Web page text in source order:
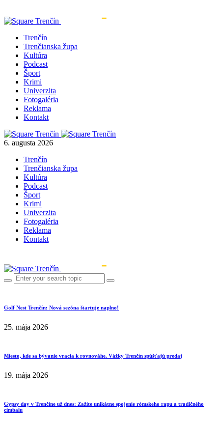
Trenčín
Trenčianska župa
Kultúra
Podcast
Šport
Krimi
Univerzita
Fotogaléria
Reklama
Kontakt
6. augusta 2026
Trenčín
Trenčianska župa
Kultúra
Podcast
Šport
Krimi
Univerzita
Fotogaléria
Reklama
Kontakt
Golf Nest Trenčín: Nová sezóna štartuje naplno!
25. mája 2026
Miesto, kde sa bývanie vracia k rovnováhe. Vážky Trenčín spúšťajú predaj
19. mája 2026
Gypsy day v Trenčíne už dnes: Zažite unikátne spojenie rómskeho rapu a tradičného
cimbalu